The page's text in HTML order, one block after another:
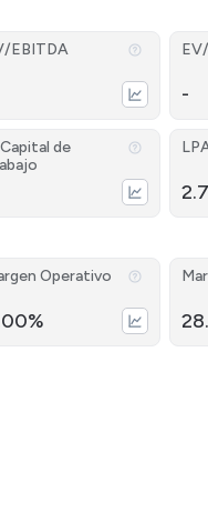
EBITDA
-
de
Operativo